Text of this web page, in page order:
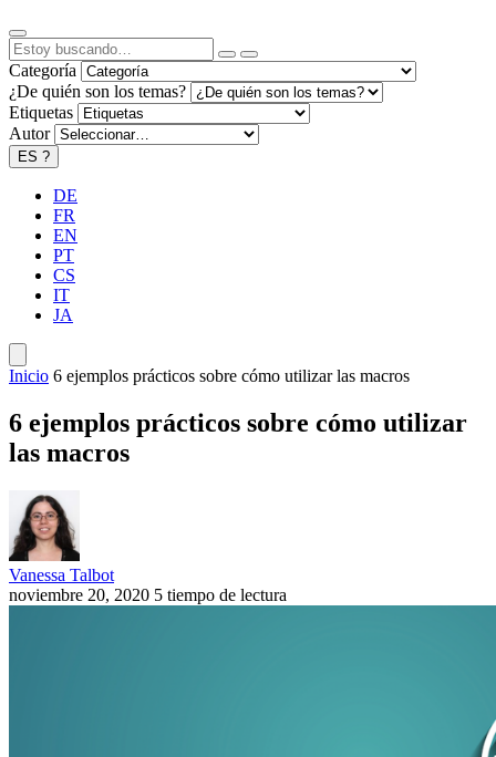
Categoría
¿De quién son los temas?
Etiquetas
Autor
ES ?
DE
FR
EN
PT
CS
IT
JA
Inicio 6 ejemplos prácticos sobre cómo utilizar las macros
6 ejemplos prácticos sobre cómo utilizar
las macros
Vanessa Talbot
noviembre 20, 2020 5 tiempo de lectura